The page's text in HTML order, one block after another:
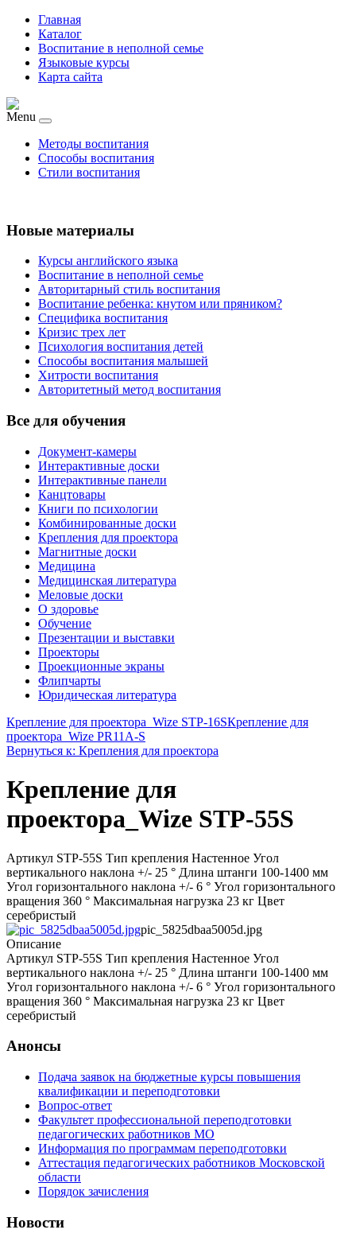
Главная
Каталог
Воспитание в неполной семье
Языковые курсы
Карта сайта
Menu
Методы воспитания
Способы воспитания
Стили воспитания
Новые материалы
Курсы английского языка
Воспитание в неполной семье
Авторитарный стиль воспитания
Воспитание ребенка: кнутом или пряником?
Специфика воспитания
Кризис трех лет
Психология воспитания детей
Способы воспитания малышей
Хитрости воспитания
Авторитетный метод воспитания
Все для обучения
Документ-камеры
Интерактивные доски
Интерактивные панели
Канцтовары
Книги по психологии
Комбинированные доски
Крепления для проектора
Магнитные доски
Медицина
Медицинская литература
Меловые доски
О здоровье
Обучение
Презентации и выставки
Проекторы
Проекционные экраны
Флипчарты
Юридическая литература
Крепление для проектора_Wize STP-16SКрепление для
проектора_Wize PR11A-S
Вернуться к: Крепления для проектора
Крепление для
проектора_Wize STP-55S
Артикул STP-55S Тип крепления Настенное Угол
вертикального наклона +/- 25 ° Длина штанги 100-1400 мм
Угол горизонтального наклона +/- 6 ° Угол горизонтального
вращения 360 ° Максимальная нагрузка 23 кг Цвет
серебристый
pic_5825dbaa5005d.jpg
Описание
Артикул STP-55S Тип крепления Настенное Угол
вертикального наклона +/- 25 ° Длина штанги 100-1400 мм
Угол горизонтального наклона +/- 6 ° Угол горизонтального
вращения 360 ° Максимальная нагрузка 23 кг Цвет
серебристый
Анонсы
Подача заявок на бюджетные курсы повышения
квалификации и переподготовки
Вопрос-ответ
Факультет профессиональной переподготовки
педагогических работников МО
Информация по программам переподготовки
Аттестация педагогических работников Московской
области
Порядок зачисления
Новости